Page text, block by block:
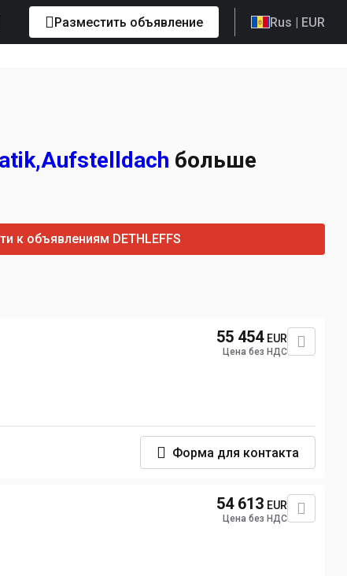
Разместить объявление Rus | EUR
больше
к объявлениям DETHLEFFS
55 454 EUR
Цена без НДС
Форма для контакта
54 613 EUR
Цена без НДС